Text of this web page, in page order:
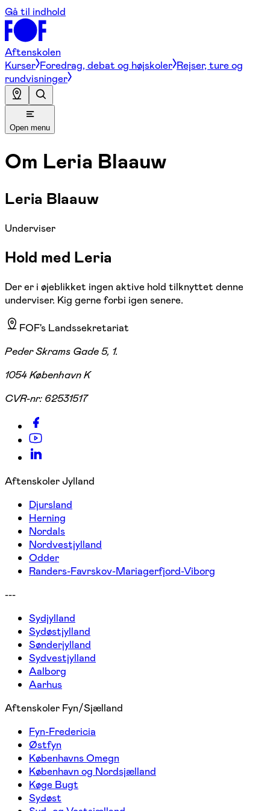
Gå til indhold
Aftenskolen
Kurser Foredrag, debat og højskoler Rejser, ture og
rundvisninger
Open menu
Om Leria Blaauw
Leria Blaauw
Underviser
Hold med Leria
Der er i øjeblikket ingen aktive hold tilknyttet denne
underviser. Kig gerne forbi igen senere.
FOF's Landssekretariat
Peder Skrams Gade 5, 1.
1054 København K
CVR-nr: 62531517
Aftenskoler Jylland
Djursland
Herning
Nordals
Nordvestjylland
Odder
Randers-Favrskov-Mariagerfjord-Viborg
---
Sydjylland
Sydøstjylland
Sønderjylland
Sydvestjylland
Aalborg
Aarhus
Aftenskoler Fyn/Sjælland
Fyn-Fredericia
Østfyn
Københavns Omegn
København og Nordsjælland
Køge Bugt
Sydøst